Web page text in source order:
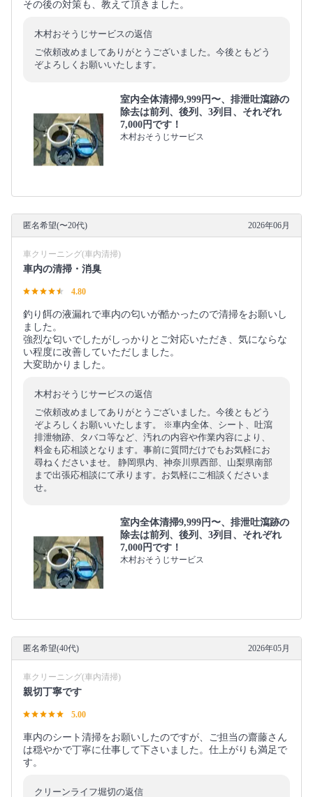
その後の対策も、教えて頂きました。
木村おそうじサービスの返信
ご依頼改めましてありがとうございました。今後ともどう
ぞよろしくお願いいたします。
室内全体清掃9,999円〜、排泄吐瀉跡の
除去は前列、後列、3列目、それぞれ
7,000円です！
木村おそうじサービス
匿名希望(〜20代) 2026年06月
車クリーニング(車内清掃)
車内の清掃・消臭
4.80
釣り餌の液漏れで車内の匂いが酷かったので清掃をお願いし
ました。
強烈な匂いでしたがしっかりとご対応いただき、気にならな
い程度に改善していただしました。
大変助かりました。
木村おそうじサービスの返信
ご依頼改めましてありがとうございました。今後ともどう
ぞよろしくお願いいたします。 ※車内全体、シート、吐瀉
排泄物跡、タバコ等など、汚れの内容や作業内容により、
料金も応相談となります。事前に質問だけでもお気軽にお
尋ねくださいませ。 静岡県内、神奈川県西部、山梨県南部
まで出張応相談にて承ります。お気軽にご相談くださいま
せ。
室内全体清掃9,999円〜、排泄吐瀉跡の
除去は前列、後列、3列目、それぞれ
7,000円です！
木村おそうじサービス
匿名希望(40代) 2026年05月
車クリーニング(車内清掃)
親切丁寧です
5.00
車内のシート清掃をお願いしたのですが、ご担当の齋藤さん
は穏やかで丁寧に仕事して下さいました。仕上がりも満足で
す。
クリーンライフ堀切の返信